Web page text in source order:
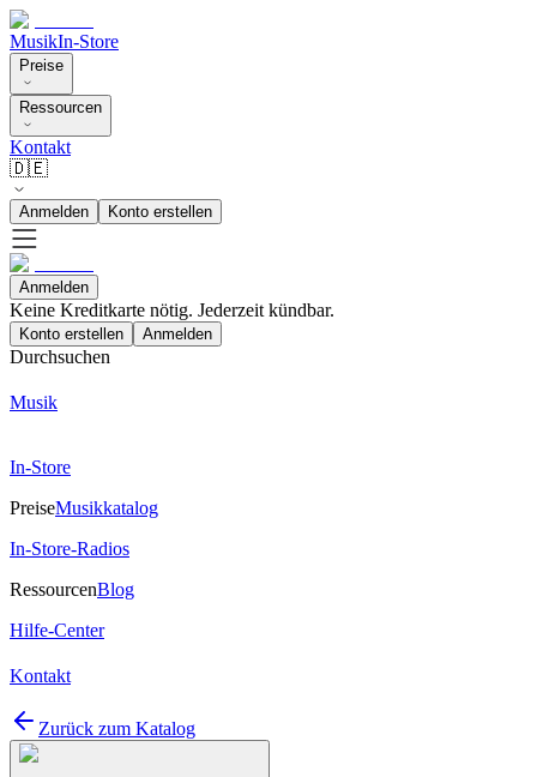
MusikIn-Store
Preise
Ressourcen
Kontakt
🇩🇪
Anmelden Konto erstellen
Anmelden
Keine Kreditkarte nötig. Jederzeit kündbar.
Konto erstellen Anmelden
Durchsuchen
Musik
In-Store
PreiseMusikkatalog
In-Store-Radios
RessourcenBlog
Hilfe-Center
Kontakt
Zurück zum Katalog